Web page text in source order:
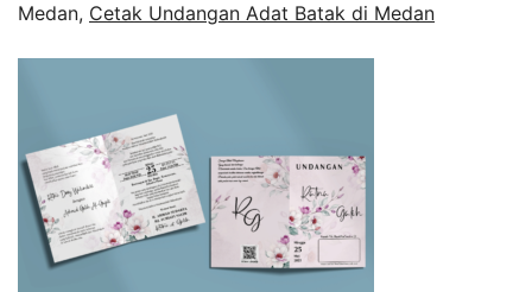
Medan, Cetak Undangan Adat Batak di Medan